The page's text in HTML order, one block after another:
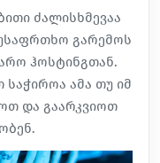
ძალისხმევაა
გარემოს
ჰოსტინგთან.
ამა თუ იმ
და გაარკვიოთ